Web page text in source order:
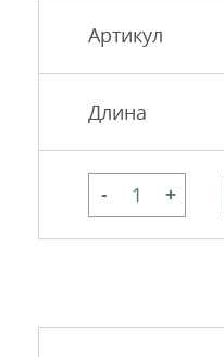
Артикул
Длина
- +